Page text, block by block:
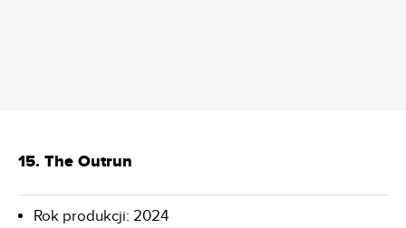
15. The Outrun
Rok produkcji: 2024